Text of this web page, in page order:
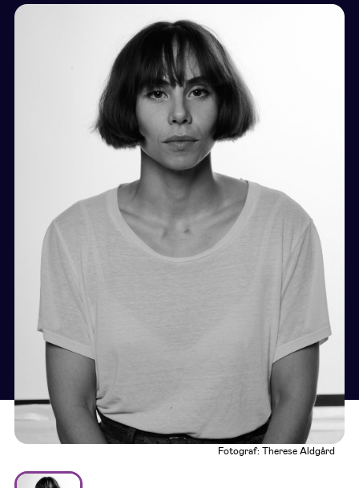
Fotograf: Therese Aldgård